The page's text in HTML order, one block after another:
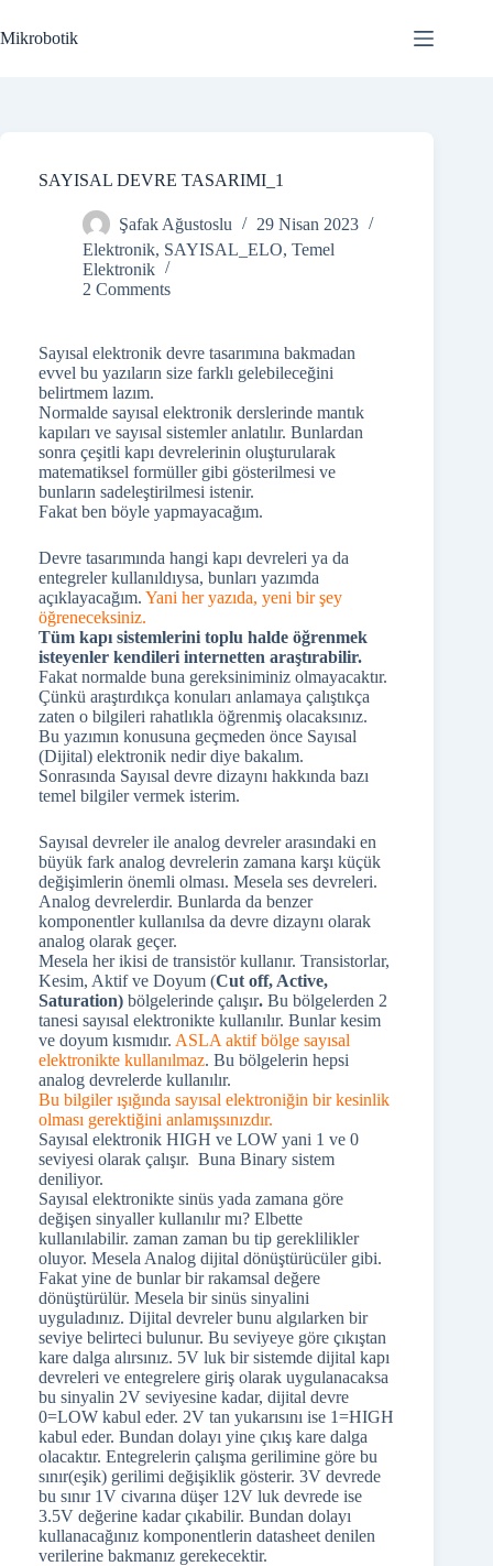
to
content
Mikrobotik
SAYISAL DEVRE TASARIMI_1
Şafak Ağustoslu
29 Nisan 2023
Elektronik, SAYISAL_ELO, Temel
Elektronik
2 Comments
Sayısal elektronik devre tasarımına bakmadan
evvel bu yazıların size farklı gelebileceğini
belirtmem lazım.
Normalde sayısal elektronik derslerinde mantık
kapıları ve sayısal sistemler anlatılır. Bunlardan
sonra çeşitli kapı devrelerinin oluşturularak
matematiksel formüller gibi gösterilmesi ve
bunların sadeleştirilmesi istenir.
Fakat ben böyle yapmayacağım.
Devre tasarımında hangi kapı devreleri ya da
entegreler kullanıldıysa, bunları yazımda
açıklayacağım. Yani her yazıda, yeni bir şey
öğreneceksiniz.
Tüm kapı sistemlerini toplu halde öğrenmek
isteyenler kendileri internetten araştırabilir.
Fakat normalde buna gereksiniminiz olmayacaktır.
Çünkü araştırdıkça konuları anlamaya çalıştıkça
zaten o bilgileri rahatlıkla öğrenmiş olacaksınız.
Bu yazımın konusuna geçmeden önce Sayısal
(Dijital) elektronik nedir diye bakalım.
Sonrasında Sayısal devre dizaynı hakkında bazı
temel bilgiler vermek isterim.
Sayısal devreler ile analog devreler arasındaki en
büyük fark analog devrelerin zamana karşı küçük
değişimlerin önemli olması. Mesela ses devreleri.
Analog devrelerdir. Bunlarda da benzer
komponentler kullanılsa da devre dizaynı olarak
analog olarak geçer.
Mesela her ikisi de transistör kullanır. Transistorlar,
Kesim, Aktif ve Doyum (Cut off, Active,
Saturation) bölgelerinde çalışır. Bu bölgelerden 2
tanesi sayısal elektronikte kullanılır. Bunlar kesim
ve doyum kısmıdır. ASLA aktif bölge sayısal
elektronikte kullanılmaz. Bu bölgelerin hepsi
analog devrelerde kullanılır.
Bu bilgiler ışığında sayısal elektroniğin bir kesinlik
olması gerektiğini anlamışsınızdır.
Sayısal elektronik HIGH ve LOW yani 1 ve 0
seviyesi olarak çalışır. Buna Binary sistem
deniliyor.
Sayısal elektronikte sinüs yada zamana göre
değişen sinyaller kullanılır mı? Elbette
kullanılabilir. zaman zaman bu tip gereklilikler
oluyor. Mesela Analog dijital dönüştürücüler gibi.
Fakat yine de bunlar bir rakamsal değere
dönüştürülür. Mesela bir sinüs sinyalini
uyguladınız. Dijital devreler bunu algılarken bir
seviye belirteci bulunur. Bu seviyeye göre çıkıştan
kare dalga alırsınız. 5V luk bir sistemde dijital kapı
devreleri ve entegrelere giriş olarak uygulanacaksa
bu sinyalin 2V seviyesine kadar, dijital devre
0=LOW kabul eder. 2V tan yukarısını ise 1=HIGH
kabul eder. Bundan dolayı yine çıkış kare dalga
olacaktır. Entegrelerin çalışma gerilimine göre bu
sınır(eşik) gerilimi değişiklik gösterir. 3V devrede
bu sınır 1V civarına düşer 12V luk devrede ise
3.5V değerine kadar çıkabilir. Bundan dolayı
kullanacağınız komponentlerin datasheet denilen
verilerine bakmanız gerekecektir.